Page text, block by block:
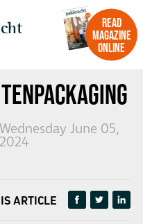
READ
MAGAZINE
ONLINE
UIT
Wednesday June 05,
2024
ARTICLE